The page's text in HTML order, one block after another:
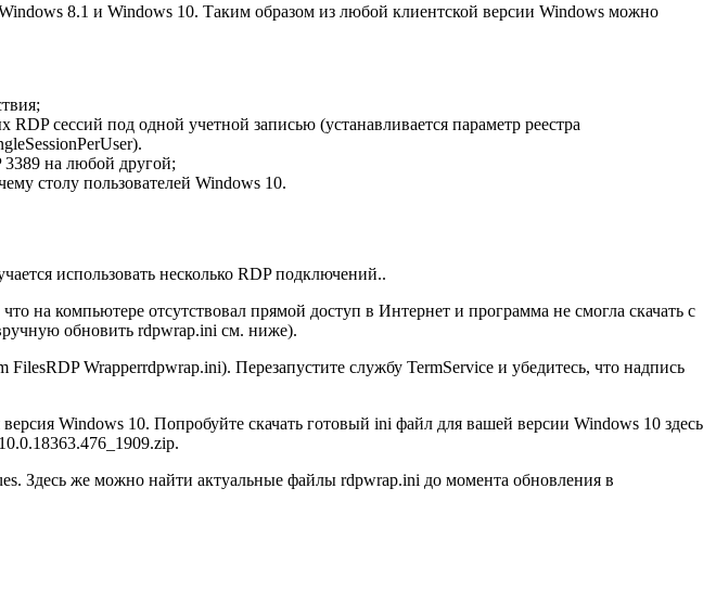
8.1 и Windows 10. Таким образом из любой клиентской версии Windows можно
сессий под одной учетной записью (устанавливается параметр реестра
3389 на любой другой;
столу пользователей Windows 10.
использовать несколько RDP подключений..
на компьютере отсутствовал прямой доступ в Интернет и программа не смогла скачать с
обновить rdpwrap.ini см. ниже).
FilesRDP Wrapperrdpwrap.ini). Перезапустите службу TermService и убедитесь, что надпись
Windows 10. Попробуйте скачать готовый ini файл для вашей версии Windows 10 здесь
Здесь же можно найти актуальные файлы rdpwrap.ini до момента обновления в